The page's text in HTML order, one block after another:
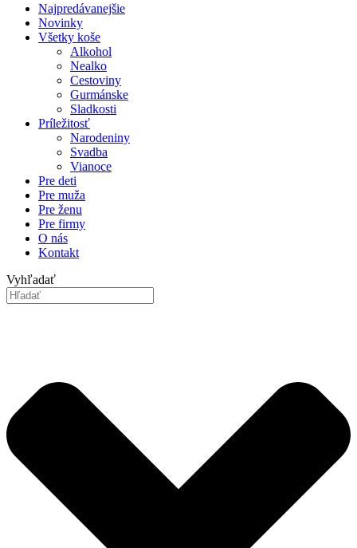
Najpredávanejšie
Novinky
Všetky koše
Alkohol
Nealko
Cestoviny
Gurmánske
Sladkosti
Príležitosť
Narodeniny
Svadba
Vianoce
Pre deti
Pre muža
Pre ženu
Pre firmy
O nás
Kontakt
Vyhľadať